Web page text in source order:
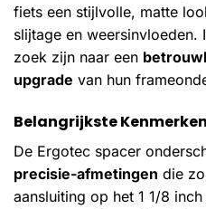
fiets een stijlvolle, matte
slijtage en
zoek zijn naar een
upgrade van hun
Belangrijkste Kenmerken
De Ergotec spacer
precisie-afmetingen die
aansluiting op het 1 1/8